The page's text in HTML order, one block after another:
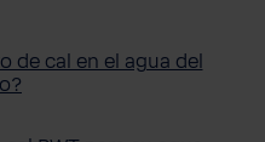
de cal en el agua del